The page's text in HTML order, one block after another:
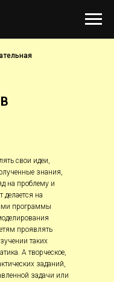
свои идеи,
знания,
на проблему и
делается на
программы
проявлять
таких
А творческое,
заданий,
задачи или